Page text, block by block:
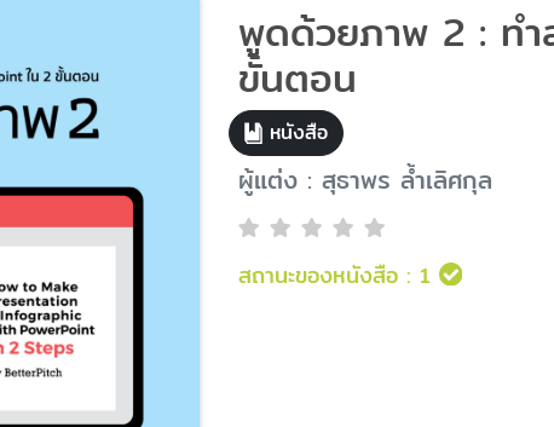
พูดด้วยภาพ 2 : ทำ
ขั้นตอน
หนังสือ
ผู้แต่ง : สุธาพร ล้ำเลิศกุล
สถานะของหนังสือ : 1